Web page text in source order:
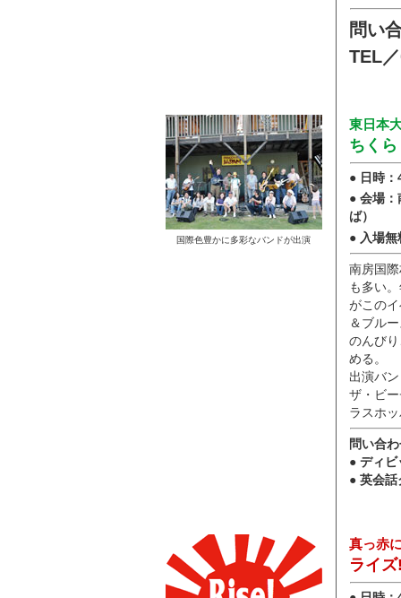
問い
TEL
国際色豊かに多彩なバンドが出演
東日本
ちく
● 日時
● 会場：
ば）
● 入場無
南房国
も多い
がこの
＆ブル
のんび
める。
出演バ
ザ・ビ
ラスホ
問い合
● ディ
● 英会
真っ赤
ライ